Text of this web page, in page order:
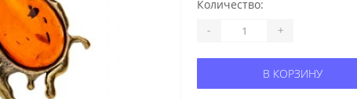
Количество:
- +
В КОРЗИНУ